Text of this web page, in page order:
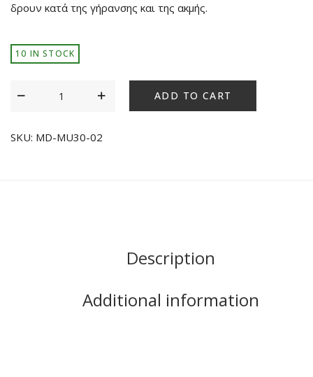
δρουν κατά της γήρανσης και της ακμής.
10 IN STOCK
ADD TO CART
SKU: MD-MU30-02
Description
Additional information